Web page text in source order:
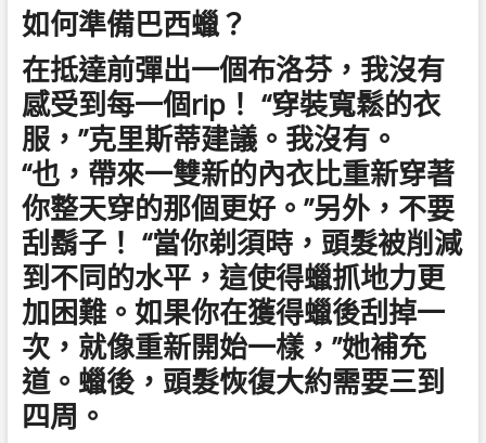
如何準備巴西蠟？
在抵達前彈出一個布洛芬，我沒有
感受到每一個rip！ “穿裝寬鬆的衣
服，”克里斯蒂建議。我沒有。
“也，帶來一雙新的內衣比重新穿著
你整天穿的那個更好。”另外，不要
刮鬍子！ “當你剃須時，頭髮被削減
到不同的水平，這使得蠟抓地力更
加困難。如果你在獲得蠟後刮掉一
次，就像重新開始一樣，”她補充
道。蠟後，頭髮恢復大約需要三到
四周。